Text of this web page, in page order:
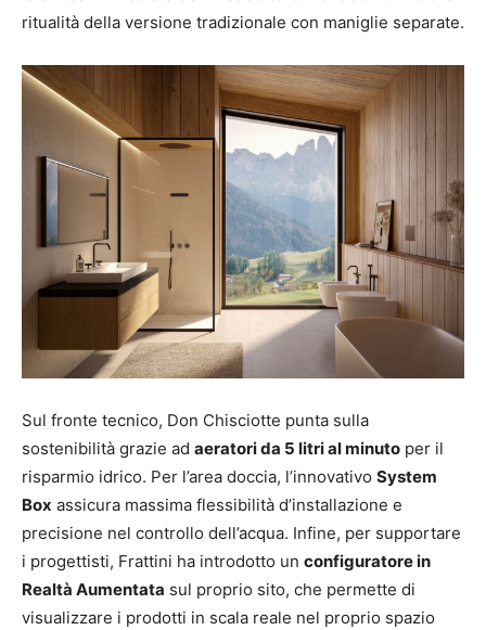
ritualità della versione tradizionale con maniglie separate.
Sul fronte tecnico, Don Chisciotte punta sulla
sostenibilità grazie ad aeratori da 5 litri al minuto per il
risparmio idrico. Per l’area doccia, l’innovativo System
Box assicura massima flessibilità d’installazione e
precisione nel controllo dell’acqua. Infine, per supportare
i progettisti, Frattini ha introdotto un configuratore in
Realtà Aumentata sul proprio sito, che permette di
visualizzare i prodotti in scala reale nel proprio spazio